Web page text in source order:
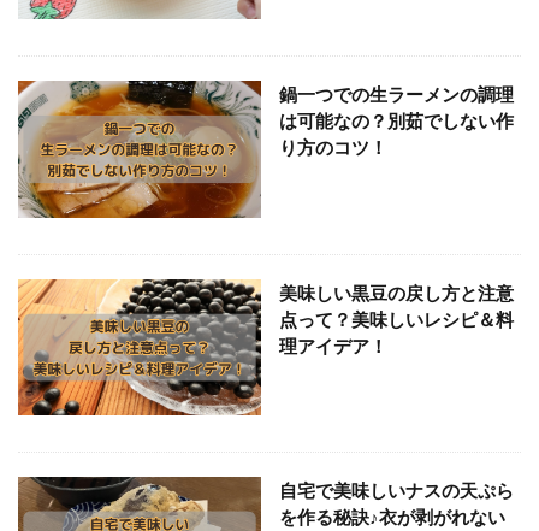
鍋一つでの生ラーメンの調理
は可能なの？別茹でしない作
り方のコツ！
美味しい黒豆の戻し方と注意
点って？美味しいレシピ＆料
理アイデア！
自宅で美味しいナスの天ぷら
を作る秘訣♪衣が剥がれない